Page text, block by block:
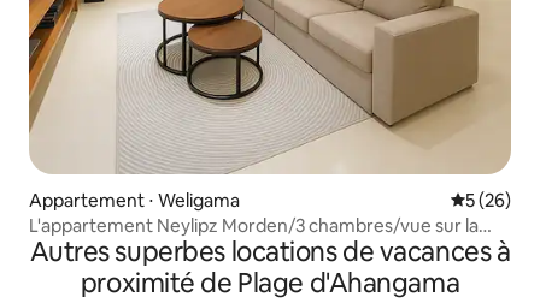
Appartement ⋅ Weligama
5 (26)
L'appartement Neylipz Morden/3 chambres/vue sur la
verdure
Autres superbes locations de vacances à
proximité de Plage d'Ahangama